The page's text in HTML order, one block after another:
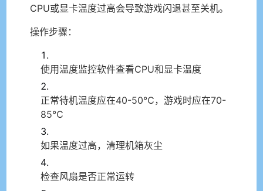
CPU或显卡温度过高会导致游戏闪退甚至关机。
操作步骤：
使用温度监控软件查看CPU和显卡温度
正常待机温度应在40-50℃，游戏时应在70-
85℃
如果温度过高，清理机箱灰尘
检查风扇是否正常运转